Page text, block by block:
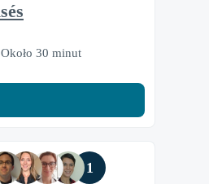
Około 30 minut
1